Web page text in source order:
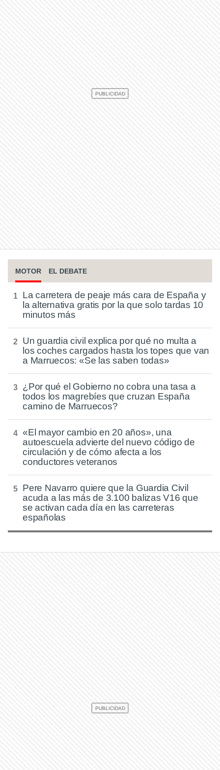
MOTOR EL DEBATE
La carretera de peaje más cara de España y
la alternativa gratis por la que solo tardas 10
minutos más
Un guardia civil explica por qué no multa a
los coches cargados hasta los topes que van
a Marruecos: «Se las saben todas»
¿Por qué el Gobierno no cobra una tasa a
todos los magrebíes que cruzan España
camino de Marruecos?
«El mayor cambio en 20 años», una
autoescuela advierte del nuevo código de
circulación y de cómo afecta a los
conductores veteranos
Pere Navarro quiere que la Guardia Civil
acuda a las más de 3.100 balizas V16 que
se activan cada día en las carreteras
españolas